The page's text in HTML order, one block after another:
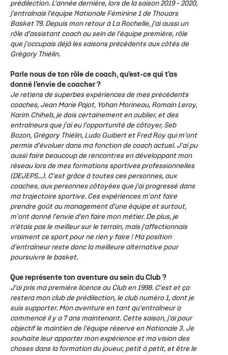
prédilection. L'année dernière, lors de la saison 2019 - 2020,
j'entraînais l'équipe Nationale Féminine 1 de Thouars
Basket 79. Depuis mon retour à La Rochelle, j'ai aussi un
rôle d'assistant coach au sein de l'équipe première, rôle
que j'occupais déjà les saisons précédents aux côtés de
Grégory Thiélin.
Parle nous de ton rôle de coach, qu’est-ce qui t’as
donné l’envie de coacher ?
Je retiens de superbes expériences de mes précédents
coaches, Jean Marie Pajot, Yohan Morineau, Romain Leroy,
Karim Chiheb, je dois certainement en oublier, et des
entraîneurs que j'ai eu l'opportunité de côtoyer, Seb
Bozon, Grégory Thiélin, Ludo Guibert et Fred Roy qui m'ont
permis d'évoluer dans ma fonction de coach actuel. J'ai pu
aussi faire beaucoup de rencontres en développant mon
réseau lors de mes formations sportives professionnelles
(DEJEPS...). C'est grâce à toutes ces personnes, aux
coaches, aux personnes côtoyées que j'ai progressé dans
ma trajectoire sportive. Ces expériences m'ont faire
prendre goût au management d'une équipe et surtout,
m'ont donné l'envie d'en faire mon métier. De plus, je
n'étais pas le meilleur sur le terrain, mais j'affectionnais
vraiment ce sport pour ne rien y faire ! Ma position
d'entraîneur reste donc la meilleure alternative pour
poursuivre le basket.
Que représente ton aventure au sein du Club ?
J'ai pris ma première licence au Club en 1998. C'est et ça
restera mon club de prédilection, le club numéro 1, dont je
suis supporter. Mon aventure en tant qu'entraîneur a
commencé il y a 7 ans maintenant. Cette saison, j'ai pour
objectif le maintien de l'équipe réserve en Nationale 3. Je
souhaite leur apporter mon expérience et ma vision des
choses dans la formation du joueur, petit à petit, et être le